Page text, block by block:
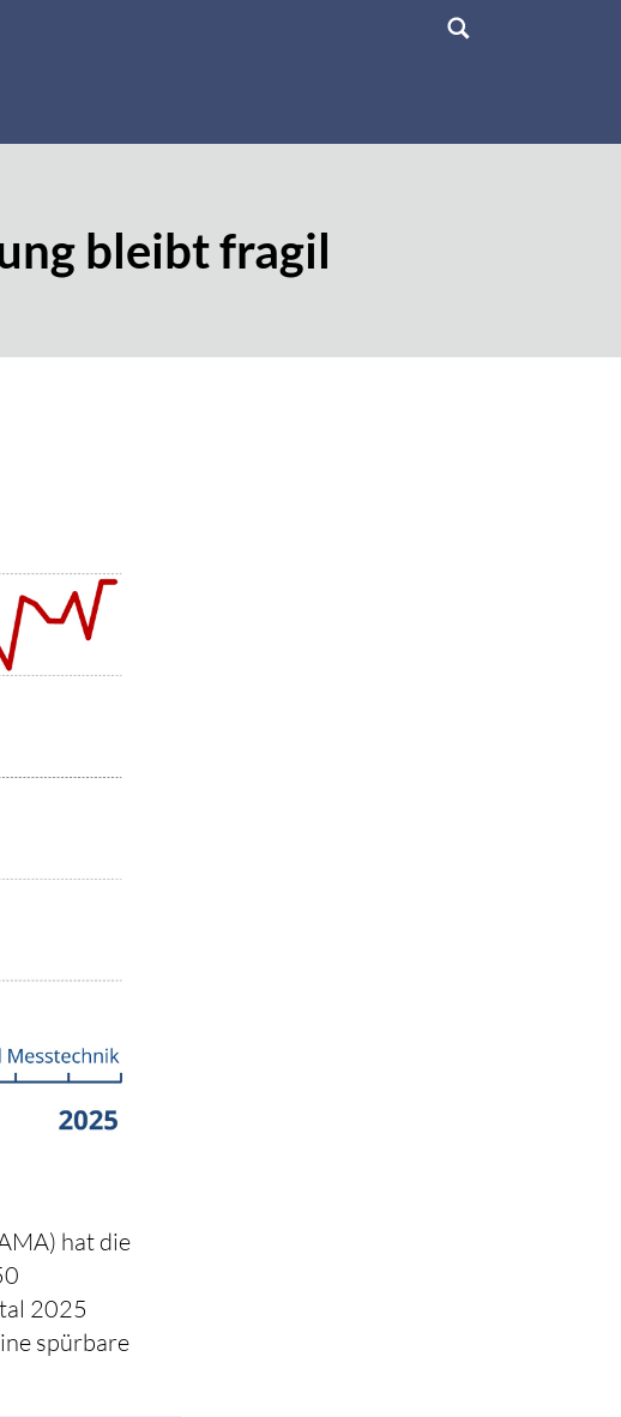
bleibt fragil
hat die
2025
spürbare